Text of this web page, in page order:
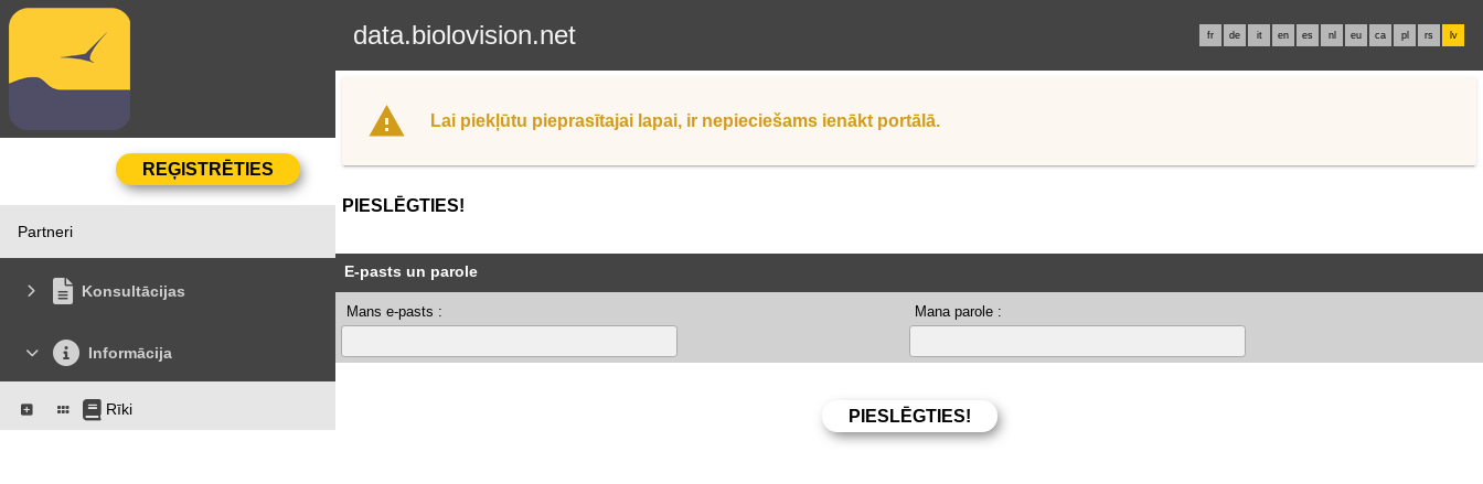
data.biolovision.net fr de it en es nl eu ca pl rs lv
Partneri
Konsultācijas
Informācija
Rīki
Lai piekļūtu pieprasītajai lapai, ir nepieciešams ienākt portālā.
PIESLĒGTIES!
E-pasts un parole
Mans e-pasts : Mana parole :